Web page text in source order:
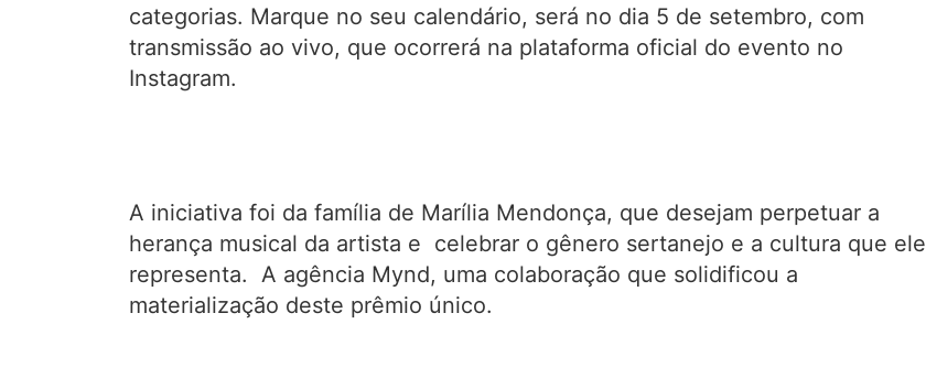
categorias. Marque no seu calendário, será no dia 5 de setembro, com
transmissão ao vivo, que ocorrerá na plataforma oficial do evento no
Instagram.
A iniciativa foi da família de Marília Mendonça, que desejam perpetuar a
herança musical da artista e celebrar o gênero sertanejo e a cultura que ele
representa. A agência Mynd, uma colaboração que solidificou a
materialização deste prêmio único.